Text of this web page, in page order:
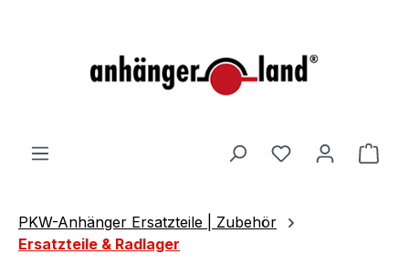
PKW-Anhänger Ersatzteile | Zubehör
Ersatzteile & Radlager